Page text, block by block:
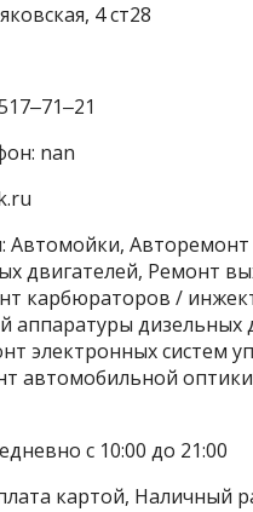
4 ст28
nan
Автомойки,
двигателей, Ремонт
карбюраторов /
аппаратуры дизельных
электронных систем
автомобильной
с 10:00 до 21:00
картой, Наличный